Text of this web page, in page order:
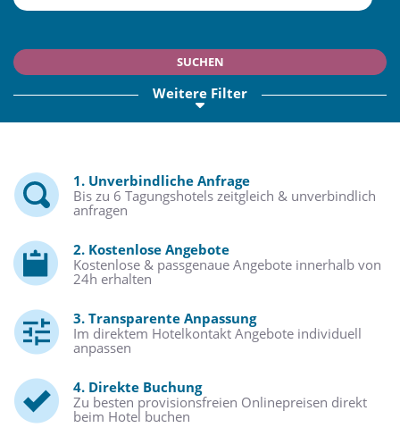
SUCHEN
Weitere Filter
1. Unverbindliche Anfrage
Bis zu 6 Tagungshotels zeitgleich & unverbindlich
anfragen
2. Kostenlose Angebote
Kostenlose & passgenaue Angebote innerhalb von
24h erhalten
3. Transparente Anpassung
Im direktem Hotelkontakt Angebote individuell
anpassen
4. Direkte Buchung
Zu besten provisionsfreien Onlinepreisen direkt
beim Hotel buchen